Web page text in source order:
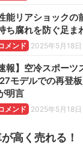
能リアショックの
ち腐れを防ぐ足ま
メンド 2025年5月18日
速報】空冷スポーツ
モデルでの再登
明言
メンド 2025年5月18日
高く売れる！